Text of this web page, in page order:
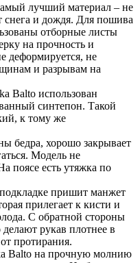
лучший материал – не
снега и дождя. Для пошива
отборные листы
на прочность и
деформируется, не
и разрывам на
Balto использован
синтепон. Такой
к тому же
бедра, хорошо закрывает
Модель не
поясе есть утяжка по
пришит манжет
прилегает к кисти и
С обратной стороны
делают рукав плотнее в
протирания.
Balto на прочную молнию